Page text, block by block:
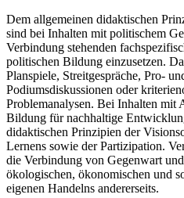
Dem allgemeinen didaktischen
sind bei Inhalten mit politischem
Verbindung stehenden
politischen Bildung einzusetzen.
Planspiele, Streitgespräche, Pro-
Podiumsdiskussionen oder
Problemanalysen. Bei Inhalten mit
Bildung für nachhaltige
didaktischen Prinzipien der
Lernens sowie der Partizipation.
die Verbindung von Gegenwart
ökologischen, ökonomischen und
eigenen Handelns andererseits.